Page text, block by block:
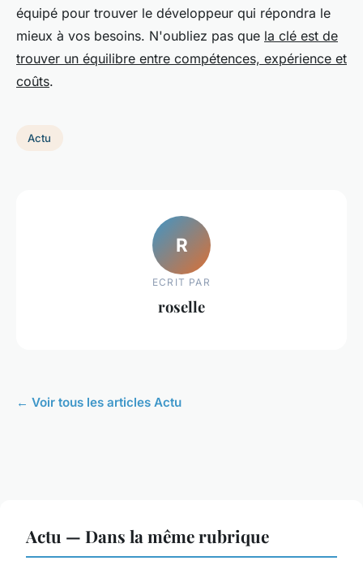
équipé pour trouver le développeur qui répondra le
mieux à vos besoins. N'oubliez pas que la clé est de
trouver un équilibre entre compétences, expérience et
coûts.
Actu
R
ECRIT PAR
roselle
← Voir tous les articles Actu
Actu — Dans la même rubrique